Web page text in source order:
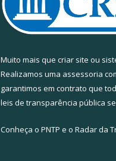
Muito mais que criar site ou
Realizamos uma assessoria
garantimos em contrato que
leis de transparência pública
Conheça o PNTP e o Radar da